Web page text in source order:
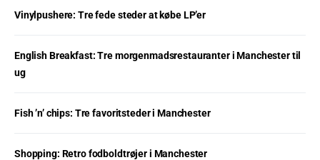
Vinylpushere: Tre fede steder at købe LP’er
English Breakfast: Tre morgenmadsrestauranter i Manchester til
ug
Fish ’n’ chips: Tre favoritsteder i Manchester
Shopping: Retro fodboldtrøjer i Manchester